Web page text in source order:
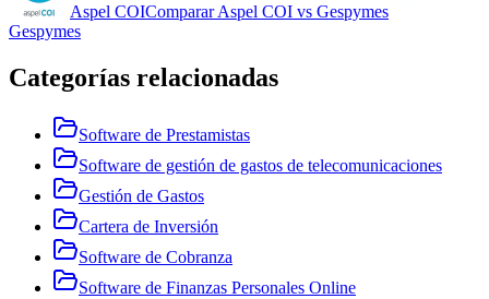
Aspel COICompararAspel COI vs Gespymes
Gespymes
Categorías relacionadas
Software de Prestamistas
Software de gestión de gastos de telecomunicaciones
Gestión de Gastos
Cartera de Inversión
Software de Cobranza
Software de Finanzas Personales Online